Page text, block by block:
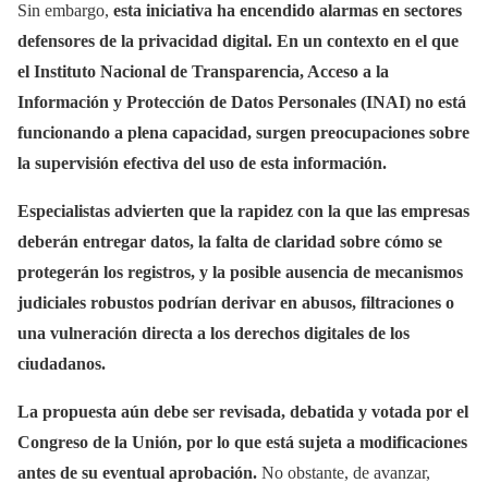
Sin embargo, esta iniciativa ha encendido alarmas en sectores
defensores de la privacidad digital. En un contexto en el que
el Instituto Nacional de Transparencia, Acceso a la
Información y Protección de Datos Personales (INAI) no está
funcionando a plena capacidad, surgen preocupaciones sobre
la supervisión efectiva del uso de esta información.
Especialistas advierten que la rapidez con la que las empresas
deberán entregar datos, la falta de claridad sobre cómo se
protegerán los registros, y la posible ausencia de mecanismos
judiciales robustos podrían derivar en abusos, filtraciones o
una vulneración directa a los derechos digitales de los
ciudadanos.
La propuesta aún debe ser revisada, debatida y votada por el
Congreso de la Unión, por lo que está sujeta a modificaciones
antes de su eventual aprobación. No obstante, de avanzar,